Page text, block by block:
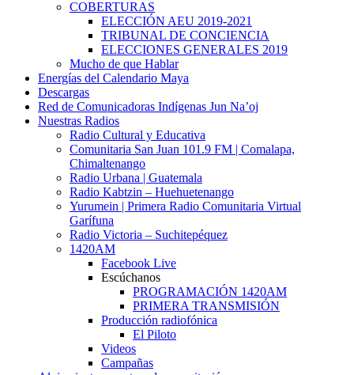
COBERTURAS
ELECCIÓN AEU 2019-2021
TRIBUNAL DE CONCIENCIA
ELECCIONES GENERALES 2019
Mucho de que Hablar
Energías del Calendario Maya
Descargas
Red de Comunicadoras Indígenas Jun Na’oj
Nuestras Radios
Radio Cultural y Educativa
Comunitaria San Juan 101.9 FM | Comalapa,
Chimaltenango
Radio Urbana | Guatemala
Radio Kabtzin – Huehuetenango
Yurumein | Primera Radio Comunitaria Virtual
Garífuna
Radio Victoria – Suchitepéquez
1420AM
Facebook Live
Escúchanos
PROGRAMACIÓN 1420AM
PRIMERA TRANSMISIÓN
Producción radiofónica
El Piloto
Videos
Campañas